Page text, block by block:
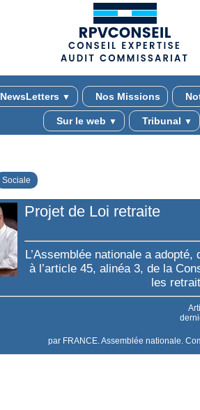
NewsLetters ▼ Nos Missions
Sur le web ▼ Tribunal ▼
Sociale
Projet de Loi retraite
L’Assemblée nationale a
à l’article 45, alinéa 3, de la
les
par FRANCE. Assemblée nationale.